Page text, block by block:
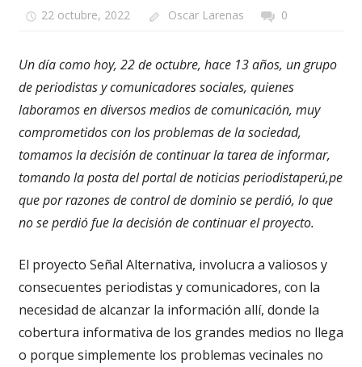
22 octubre, 2022 Oscar Larenas 0
Un día como hoy, 22 de octubre, hace 13 años, un grupo
de periodistas y comunicadores sociales, quienes
laboramos en diversos medios de comunicación, muy
comprometidos con los problemas de la sociedad,
tomamos la decisión de continuar la tarea de informar,
tomando la posta del portal de noticias periodistaperú,pe
que por razones de control de dominio se perdió, lo que
no se perdió fue la decisión de continuar el proyecto.
El proyecto Señal Alternativa, involucra a valiosos y
consecuentes periodistas y comunicadores, con la
necesidad de alcanzar la información allí, donde la
cobertura informativa de los grandes medios no llega
o porque simplemente los problemas vecinales no